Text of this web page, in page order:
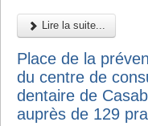
Lire la suite...
Place de la
du centre de
dentaire de
auprès de 129